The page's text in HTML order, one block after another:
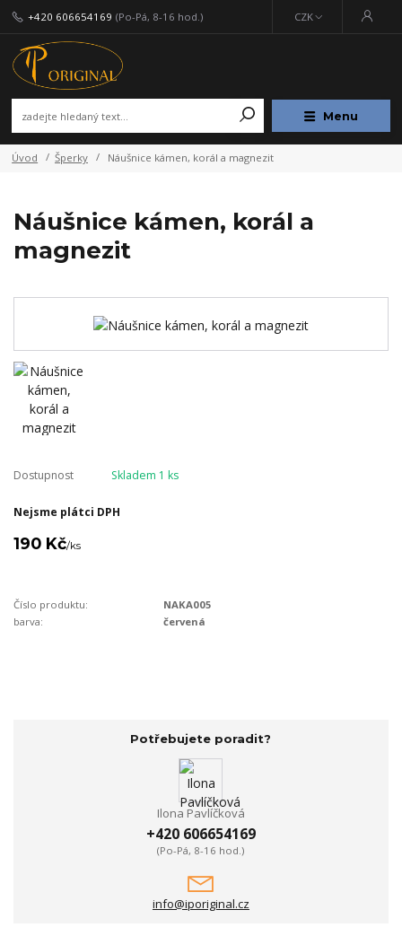
Menu
CZK
+420 606654169 (Po-Pá, 8-16 hod.)
Úvod Šperky Náušnice kámen, korál a magnezit
Náušnice kámen, korál a
magnezit
Dostupnost Skladem 1 ks
Nejsme plátci DPH
190 Kč/ks
Číslo produktu:
NAKA005
barva:
červená
Potřebujete poradit?
Ilona Pavlíčková
+420 606654169
(Po-Pá, 8-16 hod.)
info@iporiginal.cz